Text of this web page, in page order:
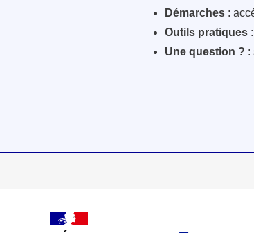
Démarches :
Outils pratiques
Une question ? :